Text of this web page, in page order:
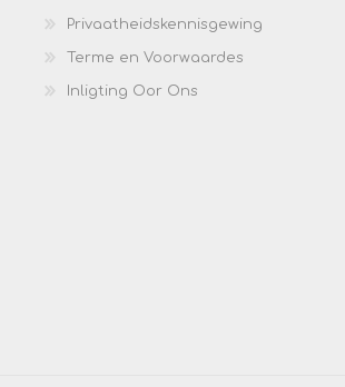
Privaatheidskennisgewing
Terme en Voorwaardes
Inligting Oor Ons